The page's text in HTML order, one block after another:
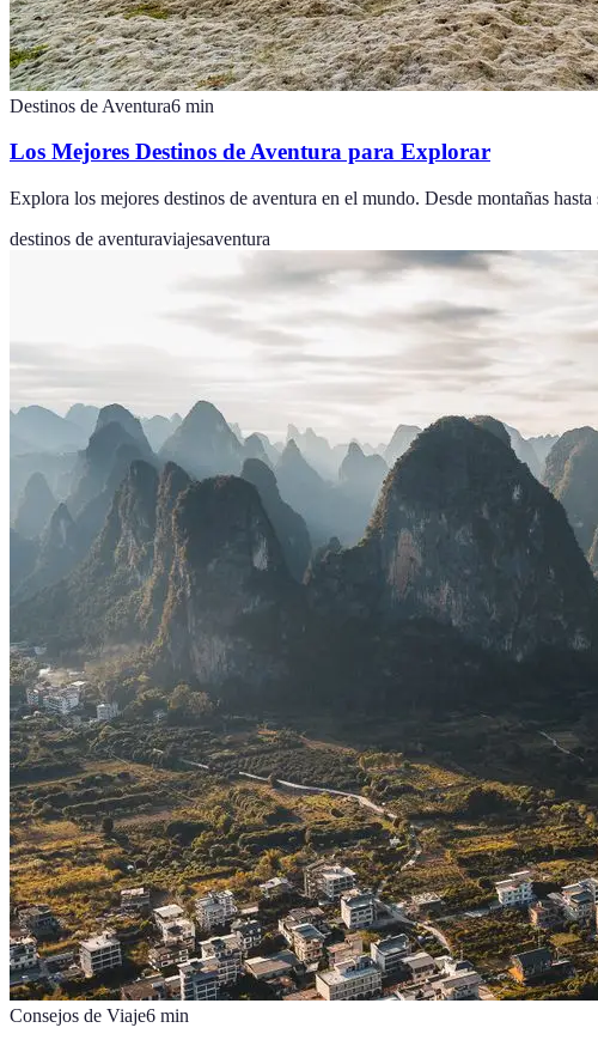
Destinos de Aventura6 min
Los Mejores Destinos de Aventura para Explorar
Explora los mejores destinos de aventura en el mundo. Desde montañas
destinos de aventuraviajesaventura
Consejos de Viaje6 min